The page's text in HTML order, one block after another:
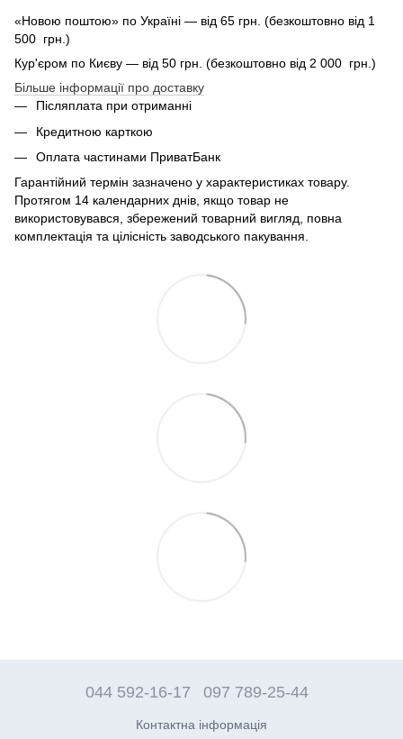
«Новою поштою» по Україні — від 65 грн. (безкоштовно від 1
500 грн.)
Кур'єром по Києву — від 50 грн. (безкоштовно від 2 000 грн.)
Більше інформації про доставку
Післяплата при отриманні
Кредитною карткою
Оплата частинами ПриватБанк
Гарантійний термін зазначено у характеристиках товару.
Протягом 14 календарних днів, якщо товар не
використовувався, збережений товарний вигляд, повна
комплектація та цілісність заводського пакування.
044 592-16-17 097 789-25-44
Контактна інформація